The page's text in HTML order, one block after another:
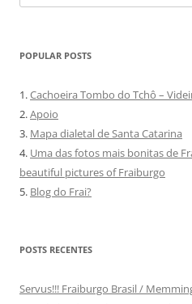
por:
POPULAR POSTS
1.Cachoeira Tombo do Tchô –
2.Apoio
3. Mapa dialetal de Santa Catarina
4. Uma das fotos mais bonitas de
beautiful pictures of Fraiburgo
5. Blog do Frai?
POSTS RECENTES
Servus!!! Fraiburgo Brasil /